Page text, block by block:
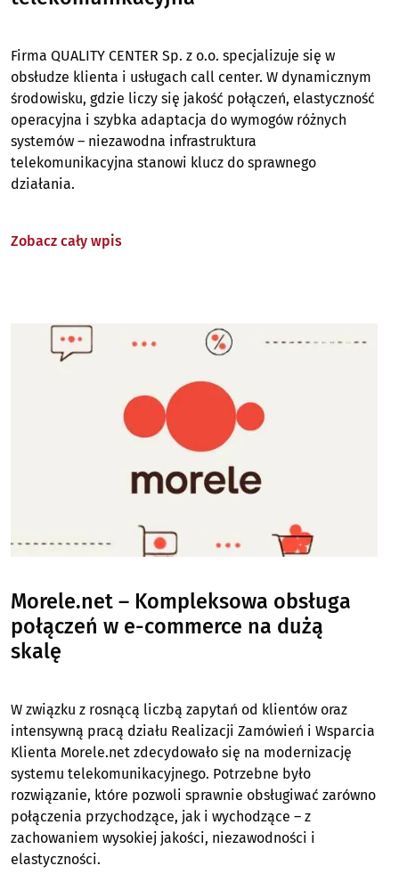
Firma QUALITY CENTER Sp. z o.o. specjalizuje się w
obsłudze klienta i usługach call center. W dynamicznym
środowisku, gdzie liczy się jakość połączeń, elastyczność
operacyjna i szybka adaptacja do wymogów różnych
systemów – niezawodna infrastruktura
telekomunikacyjna stanowi klucz do sprawnego
działania.
Zobacz cały wpis
Morele.net – Kompleksowa obsługa
połączeń w e-commerce na dużą
skalę
W związku z rosnącą liczbą zapytań od klientów oraz
intensywną pracą działu Realizacji Zamówień i Wsparcia
Klienta Morele.net zdecydowało się na modernizację
systemu telekomunikacyjnego. Potrzebne było
rozwiązanie, które pozwoli sprawnie obsługiwać zarówno
połączenia przychodzące, jak i wychodzące – z
zachowaniem wysokiej jakości, niezawodności i
elastyczności.